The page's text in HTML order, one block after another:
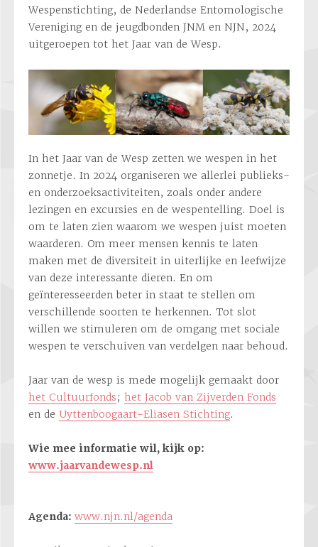
Wespenstichting, de Nederlandse Entomologische
Vereniging en de jeugdbonden JNM en NJN, 2024
uitgeroepen tot het Jaar van de Wesp.
In het Jaar van de Wesp zetten we wespen in het
zonnetje. In 2024 organiseren we allerlei publieks-
en onderzoeksactiviteiten, zoals onder andere
lezingen en excursies en de wespentelling. Doel is
om te laten zien waarom we wespen juist moeten
waarderen. Om meer mensen kennis te laten
maken met de diversiteit in uiterlijke en leefwijze
van deze interessante dieren. En om
geïnteresseerden beter in staat te stellen om
verschillende soorten te herkennen. Tot slot
willen we stimuleren om de omgang met sociale
wespen te verschuiven van verdelgen naar behoud.
Jaar van de wesp is mede mogelijk gemaakt door
het Cultuurfonds; het Jacob van Zijverden Fonds
en de Uyttenboogaart-Eliasen Stichting.
Wie mee informatie wil, kijk op:
www.jaarvandewesp.nl
Agenda: www.njn.nl/agenda